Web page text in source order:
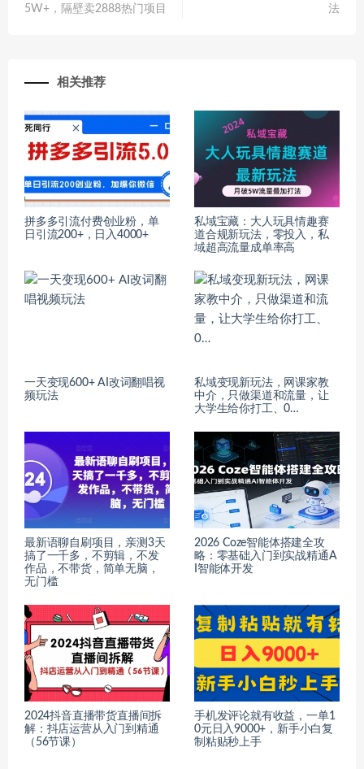
5W+，隔壁卖2888热门项目
法
相关推荐
拼多多引流付费创业粉，单
日引流200+，日入4000+
私域宝藏：大人玩具情趣赛
道合规新玩法，零投入，私
域超高流量成单率高
一天变现600+ AI改词翻唱视
频玩法
私域变现新玩法，网课家教
中介，只做渠道和流量，让
大学生给你打工、0…
最新语聊自刷项目，亲测3天
搞了一千多，不剪辑，不发
作品，不带货，简单无脑，
无门槛
2026 Coze智能体搭建全攻
略：零基础入门到实战精通A
I智能体开发
2024抖音直播带货直播间拆
解：抖店运营从入门到精通
（56节课）
手机发评论就有收益，一单1
0元日入9000+，新手小白复
制粘贴秒上手